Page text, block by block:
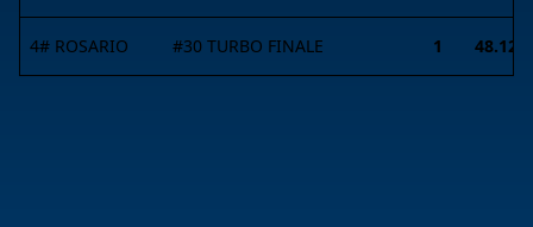
4# ROSARIO #30 TURBO FINALE 1 48.12